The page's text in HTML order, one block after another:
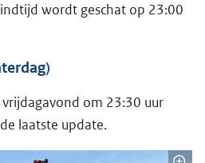
wordt geschat op 23:00
om 23:30 uur
laatste update.